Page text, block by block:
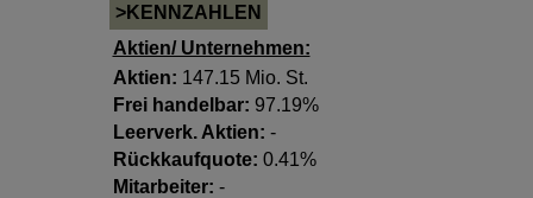
>KENNZAHLEN
Aktien/ Unternehmen:
Aktien: 147.15 Mio. St.
Frei handelbar: 97.19%
Leerverk. Aktien: -
Rückkaufquote: 0.41%
Mitarbeiter: -